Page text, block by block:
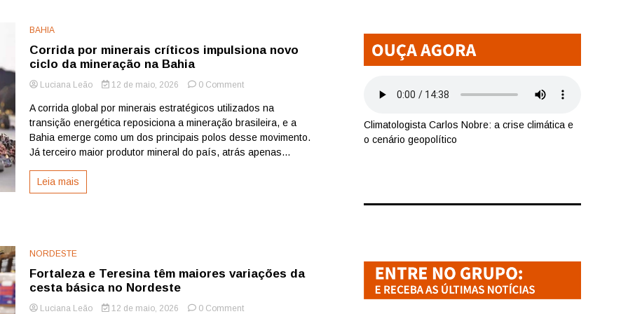
BAHIA
Corrida por minerais críticos impulsiona novo
ciclo da mineração na Bahia
Luciana Leão 12 de maio, 2026 0 Commenton
por
minerais
críticos
novo
A corrida global por minerais estratégicos utilizados na
transição energética reposiciona a mineração brasileira, e a
Bahia emerge como um dos principais polos desse movimento.
Já terceiro maior produtor mineral do país, atrás apenas...
Leia mais
NORDESTE
Fortaleza e Teresina têm maiores variações da
cesta básica no Nordeste
Luciana Leão 12 de maio, 2026 0 Commenton
Climatologista Carlos Nobre: a crise climática e
o cenário geopolítico